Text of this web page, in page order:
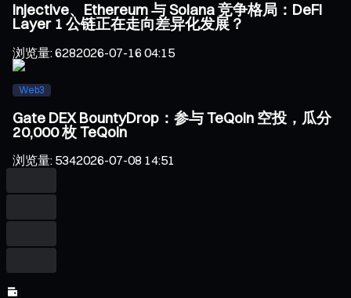
Injective、Ethereum 与 Solana 竞争格局：DeFi
Layer 1 公链正在走向差异化发展？
浏览量:6282026-07-16 04:15
Web3
Gate DEX BountyDrop：参与 TeQoin 空投，瓜分
20,000 枚 TeQoin
浏览量: 5342026-07-08 14:51